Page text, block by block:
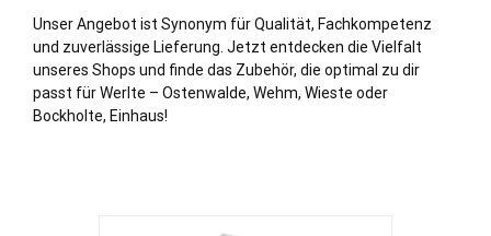
Unser Angebot ist Synonym für Qualität, Fachkompetenz
und zuverlässige Lieferung. Jetzt entdecken die Vielfalt
unseres Shops und finde das Zubehör, die optimal zu dir
passt für Werlte – Ostenwalde, Wehm, Wieste oder
Bockholte, Einhaus!